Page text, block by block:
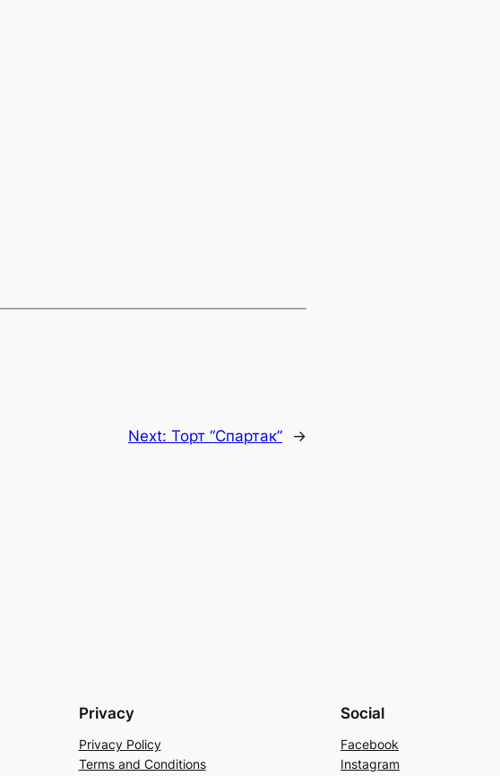
Next: Торт “Спартак” →
Privacy
Privacy Policy
Terms and Conditions
Social
Facebook
Instagram